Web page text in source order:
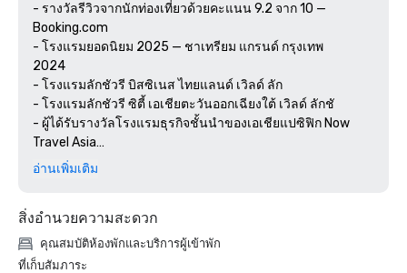
- รางวัลรีวิวจากนักท่องเที่ยวด้วยคะแนน 9.2 จาก 10 —
Booking.com
- โรงแรมยอดนิยม 2025 — ชาเทรียม แกรนด์ กรุงเทพ
2024
- โรงแรมลักชัวรี บิสซิเนส ไทยแลนด์ เวิลด์ ลัก
- โรงแรมลักชัวรี ซิตี้ เอเชียตะวันออกเฉียงใต้ เวิลด์ ลักชั
- ผู้ได้รับรางวัลโรงแรมธุรกิจชั้นนำของเอเชียแปซิฟิก Now
Travel Asia
- ผู้ชนะรางวัลกลุ่มโรงแรมชั้นนำของเอเชียแปซิฟิก ตอนนี้
- โรงแรมที่ดีที่สุดในเมืองในรางวัล “Best of the Best” ของ
Robb Report
- โรงแรมออกแบบตกแต่งภายใน — รางวัลหรูหราจากรางวัล
อ่านเพิ่มเติม
สิ่งอำนวยความสะดวก
คุณสมบัติห้องพักและบริการผู้เข้าพัก
ที่เก็บสัมภาระ